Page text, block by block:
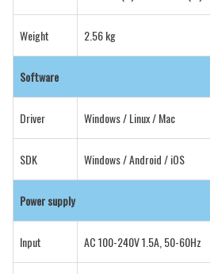
Weight 2.56 kg
Software
Driver Windows / Linux / Mac
SDK Windows / Android / iOS
Power supply
Input AC 100-240V 1.5A, 50-60Hz